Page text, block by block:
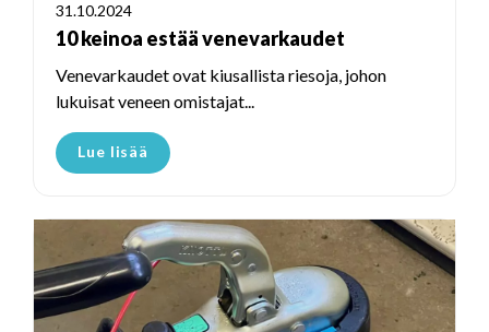
31.10.2024
10 keinoa estää venevarkaudet
Venevarkaudet ovat kiusallista riesoja, johon
lukuisat veneen omistajat...
Lue lisää